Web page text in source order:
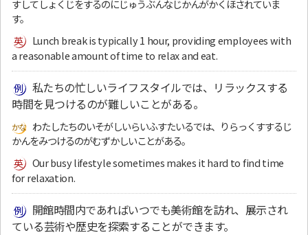
すしてしょくじをするのにじゅうぶんなじかんがかくほされていま
す。
Lunch break is typically 1 hour, providing employees with
a reasonable amount of time to relax and eat.
私たちの忙しいライフスタイルでは、リラックスする
時間を見つけるのが難しいことがある。
わたしたちのいそがしいらいふすたいるでは、りらっくすするじ
かんをみつけるのがむずかしいことがある。
Our busy lifestyle sometimes makes it hard to find time
for relaxation.
開館時間内であればいつでも美術館を訪れ、展示され
ている芸術や歴史を探索することができます。